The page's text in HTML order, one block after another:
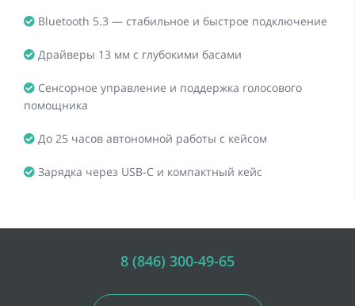
Bluetooth 5.3 — стабильное и быстрое подключение
Драйверы 13 мм с глубокими басами
Сенсорное управление и поддержка голосового
помощника
До 25 часов автономной работы с кейсом
Зарядка через USB-C и компактный кейс
8 (846) 300-49-65